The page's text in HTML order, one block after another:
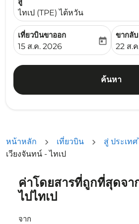
ไทเป (TPE) ไต้หวัน
เที่ยวบินขาออก
fc-booking-departure-date-
15 ส.ค. 2026
today
ขากลับ
fc-
22 ส.
ค้นหา
หน้าหลัก เที่ยวบิน
สู่ ประเท
เวียงจันทน์ - ไทเป
ค่าโดยสารที่ถูกที่สุดจา
ไปไทเป
จาก
ลองอัปเดตเส้นทางของคุณ (ต้นทา